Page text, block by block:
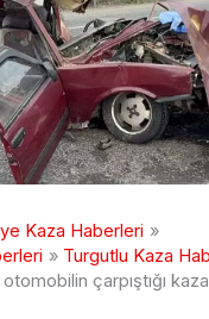
Kaza Haberleri
Turgutlu Kaza
çarpıştığı